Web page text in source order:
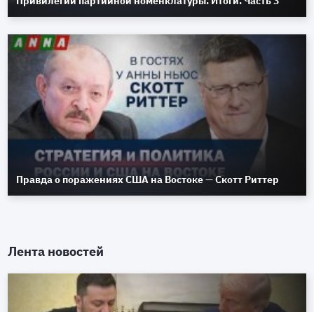
Правда о поражениях США на Востоке — Скотт Риттер
Лента новостей